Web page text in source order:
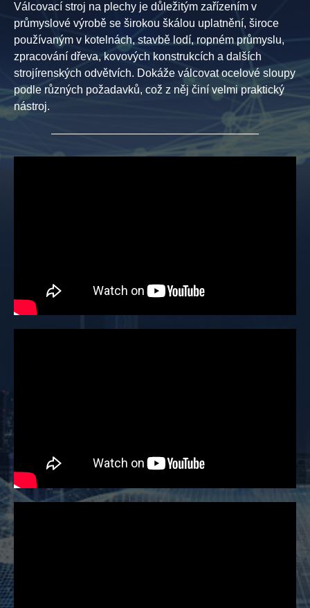
Válcovací stroj na plechy je důležitým zařízením v
průmyslové výrobě se širokou škálou uplatnění, široce
používaným v kotelnách, stavbě lodí, ropném průmyslu,
zpracování dřeva, kovových konstrukcích a dalších
strojírenských odvětvích. Dokáže válcovat ocelové sloupy
podle různých požadavků, což z něj činí velmi praktický
nástroj.